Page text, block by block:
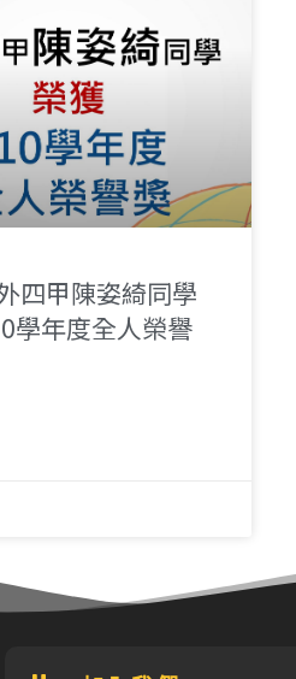
四甲陳姿綺同學
學年度全人榮譽